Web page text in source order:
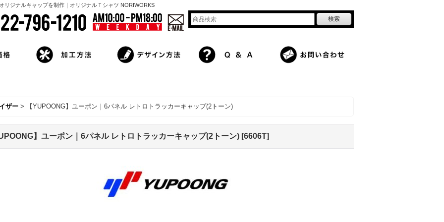
リジナルキャップを制作｜オリジナルＴシャツ NORIWORKS
ザー > 【YUPOONG】ユーポン｜6パネル レトロトラッカーキャップ(2トーン)
】ユーポン｜6パネル レトロトラッカーキャップ(2トーン) [6606T]